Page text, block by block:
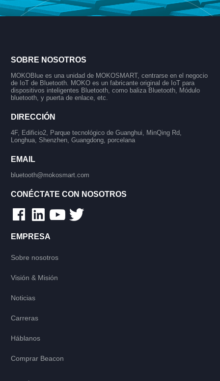
SOBRE NOSOTROS
MOKOBlue es una unidad de MOKOSMART, centrarse en el negocio
de IoT de Bluetooth. MOKO es un fabricante original de IoT para
dispositivos inteligentes Bluetooth, como baliza Bluetooth, Módulo
bluetooth, y puerta de enlace, etc.
DIRECCIÓN
4F, Edificio2, Parque tecnológico de Guanghui, MinQing Rd,
Longhua, Shenzhen, Guangdong, porcelana
EMAIL
bluetooth@mokosmart.com
CONÉCTATE CON NOSOTROS
EMPRESA
Sobre nosotros
Visión & Misión
Noticias
Carreras
Háblanos
Comprar Beacon